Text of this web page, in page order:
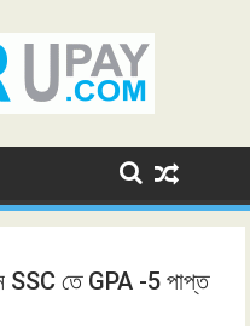
SSC তে GPA -5 পাপ্ত